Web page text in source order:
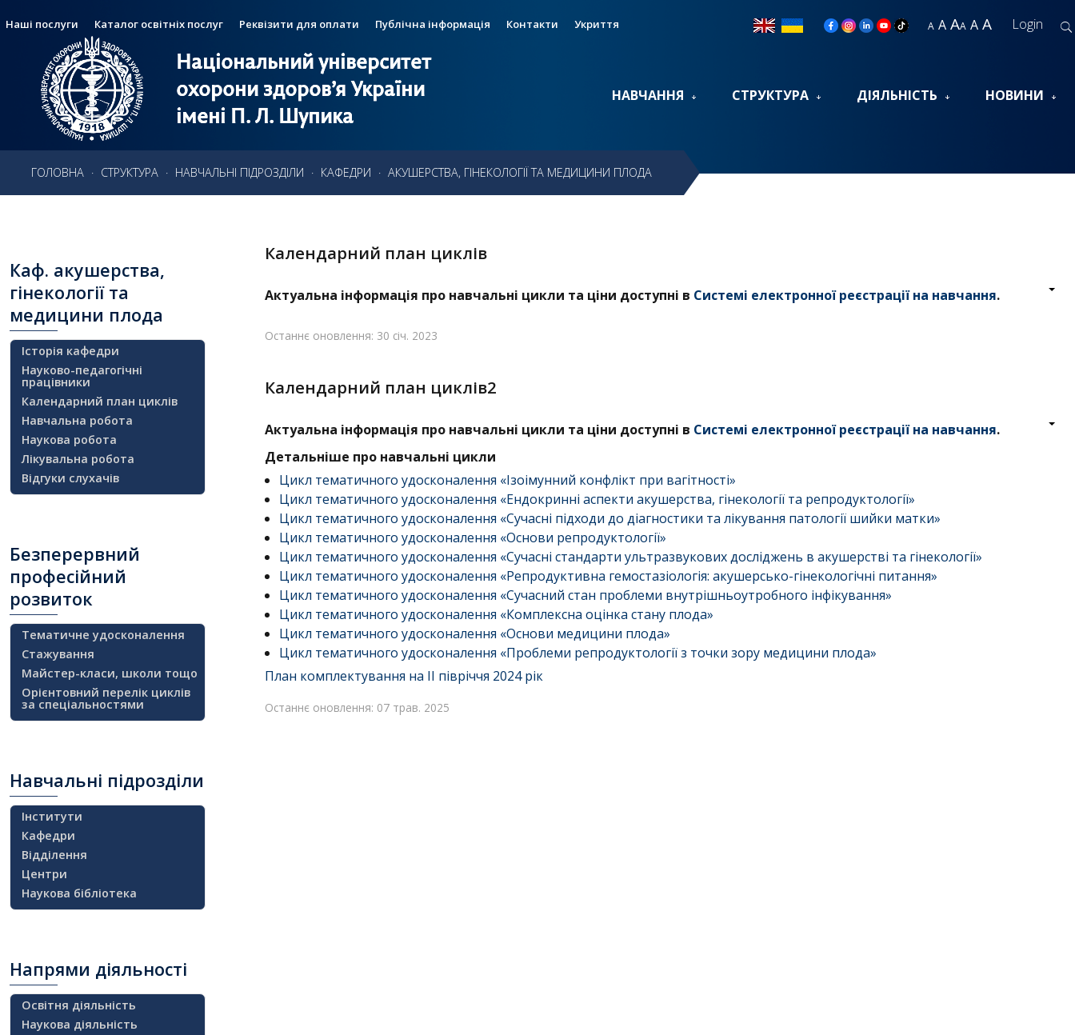
Головнеменю
Головна
Новини
Пошук
Наші послуги Каталог освітніх послуг Реквізити для оплати Публічна інформація Контакти Укриття Login
A A AA A A
НАВЧАННЯ СТРУКТУРА ДІЯЛЬНІСТЬ НОВИНИ
Національний університет
охорони здоров’я України
імені П. Л. Шупика
ГОЛОВНА · СТРУКТУРА · НАВЧАЛЬНІ ПІДРОЗДІЛИ · КАФЕДРИ · АКУШЕРСТВА, ГІНЕКОЛОГІЇ ТА МЕДИЦИНИ ПЛОДА
Календарний план циклів
Актуальна інформація про навчальні цикли та ціни доступні в Системі електронної реєстрації на навчання.
Останнє оновлення: 30 січ. 2023
Календарний план циклів2
Актуальна інформація про навчальні цикли та ціни доступні в Системі електронної реєстрації на навчання.
Детальніше про навчальні цикли
Цикл тематичного удосконалення «Ізоімунний конфлікт при вагітності»
Цикл тематичного удосконалення «Ендокринні аспекти акушерства, гінекології та репродуктології»
Цикл тематичного удосконалення «Сучасні підходи до діагностики та лікування патології шийки матки»
Цикл тематичного удосконалення «Основи репродуктології»
Цикл тематичного удосконалення «Сучасні стандарти ультразвукових досліджень в акушерстві та гінекології»
Цикл тематичного удосконалення «Репродуктивна гемостазіологія: акушерсько-гінекологічні питання»
Цикл тематичного удосконалення «Сучасний стан проблеми внутрішньоутробного інфікування»
Цикл тематичного удосконалення «Комплексна оцінка стану плода»
Цикл тематичного удосконалення «Основи медицини плода»
Цикл тематичного удосконалення «Проблеми репродуктології з точки зору медицини плода»
План комплектування на ІІ півріччя 2024 рік
Останнє оновлення: 07 трав. 2025
Каф. акушерства,
гінекології та
медицини плода
Історія кафедри
Науково-педагогічні
працівники
Календарний план циклів
Навчальна робота
Наукова робота
Лікувальна робота
Відгуки слухачів
Безперервний
професійний
розвиток
Тематичне удосконалення
Стажування
Майстер-класи, школи тощо
Орієнтовний перелік циклів
за спеціальностями
Навчальні підрозділи
Інститути
Кафедри
Відділення
Центри
Наукова бібліотека
Напрями діяльності
Освітня діяльність
Наукова діяльність
Пошук
Національний університет
охорони здоров’я України
імені П. Л. Шупика